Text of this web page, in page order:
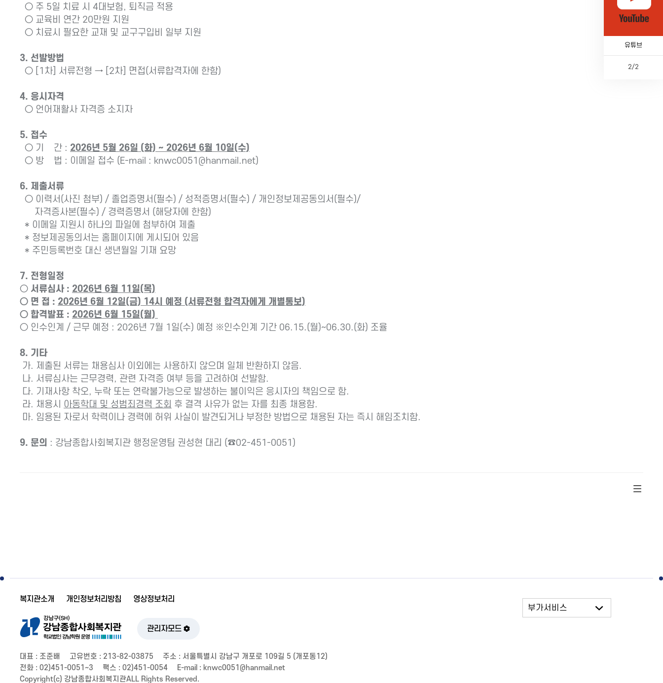
○ 주 5일 치료 시 4대보험, 퇴직금 적용
○ 교육비 연간 20만원 지원
○ 치료시 필요한 교재 및 교구구입비 일부 지원
3. 선발방법
○ [1차] 서류전형 → [2차] 면접(서류합격자에 한함)
4. 응시자격
○ 언어재활사 자격증 소지자
5. 접수
○ 기 간 : 2026년 5월 26일 (화) ~ 2026년 6월 10일(수)
○ 방 법 : 이메일 접수 (E-mail : knwc0051@hanmail.net)
6. 제출서류
○ 이력서(사진 첨부) / 졸업증명서(필수) / 성적증명서(필수) / 개인정보제공동의서(필수)/
자격증사본(필수) / 경력증명서 (해당자에 한함)
* 이메일 지원시 하나의 파일에 첨부하여 제출
* 정보제공동의서는 홈페이지에 게시되어 있음
* 주민등록번호 대신 생년월일 기재 요망
7. 전형일정
○ 서류심사 : 2026년 6월 11일(목)
○ 면 접 : 2026년 6월 12일(금) 14시 예정 (서류전형 합격자에게 개별통보)
○ 합격발표 : 2026년 6월 15일(월)
○ 인수인계 / 근무 예정 : 2026년 7월 1일(수) 예정 ※인수인계 기간 06.15.(월)~06.30.(화) 조율
8. 기타
가. 제출된 서류는 채용심사 이외에는 사용하지 않으며 일체 반환하지 않음.
나. 서류심사는 근무경력, 관련 자격증 여부 등을 고려하여 선발함.
다. 기재사항 착오, 누락 또는 연락불가능으로 발생하는 불이익은 응시자의 책임으로 함.
라. 채용시 아동학대 및 성범죄경력 조회 후 결격 사유가 없는 자를 최종 채용함.
마. 임용된 자로서 학력이나 경력에 허위 사실이 발견되거나 부정한 방법으로 채용된 자는 즉시 해임조치함.
9. 문의 : 강남종합사회복지관 행정운영팀 권성현 대리 (☎02-451-0051)
복지관소개 개인정보처리방침 영상정보처리
관리자모드
대표 : 조준배 고유번호 : 213-82-03875
주소 : 서울특별시 강남구 개포로 109길 5 (개포동12)
전화 : 02)451-0051~3
팩스 : 02)451-0054
E-mail : knwc0051@hanmail.net
Copyright(c) 강남종합사회복지관ALL Rights Reserved.
부가서비스
유튜브
2/2